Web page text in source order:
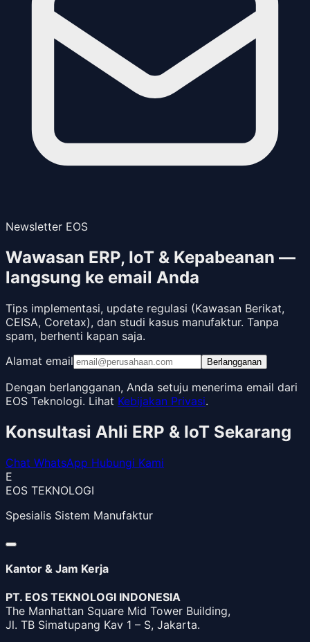
Newsletter EOS
Wawasan ERP, IoT & Kepabeanan —
langsung ke email Anda
Tips implementasi, update regulasi (Kawasan Berikat,
CEISA, Coretax), dan studi kasus manufaktur. Tanpa
spam, berhenti kapan saja.
Alamat email
Berlangganan
Dengan berlangganan, Anda setuju menerima email dari
EOS Teknologi. Lihat Kebijakan Privasi.
Konsultasi Ahli ERP & IoT Sekarang
Chat WhatsApp Hubungi Kami
E
EOS TEKNOLOGI
Spesialis Sistem Manufaktur
Kantor & Jam Kerja
PT. EOS TEKNOLOGI INDONESIA
The Manhattan Square Mid Tower Building,
Jl. TB Simatupang Kav 1 – S, Jakarta.